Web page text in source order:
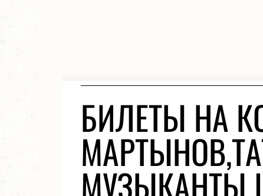
БИЛЕТЫ НА
МУЗЫКАНТЫ